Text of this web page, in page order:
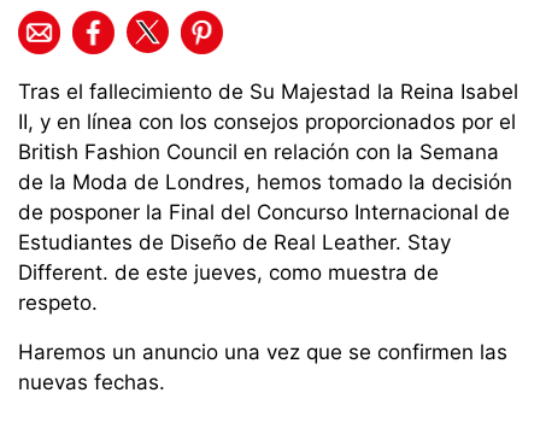
Tras el fallecimiento de Su Majestad la Reina Isabel
II, y en línea con los consejos proporcionados por el
British Fashion Council en relación con la Semana
de la Moda de Londres, hemos tomado la decisión
de posponer la Final del Concurso Internacional de
Estudiantes de Diseño de Real Leather. Stay
Different. de este jueves, como muestra de
respeto.
Haremos un anuncio una vez que se confirmen las
nuevas fechas.